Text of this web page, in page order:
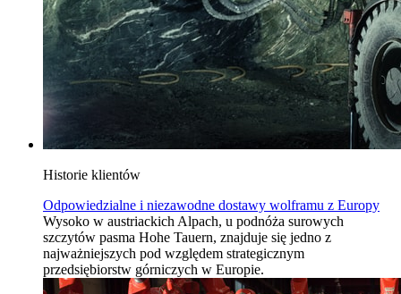
Historie klientów
Odpowiedzialne i niezawodne dostawy wolframu z Europy
Wysoko w austriackich Alpach, u podnóża surowych
szczytów pasma Hohe Tauern, znajduje się jedno z
najważniejszych pod względem strategicznym
przedsiębiorstw górniczych w Europie.